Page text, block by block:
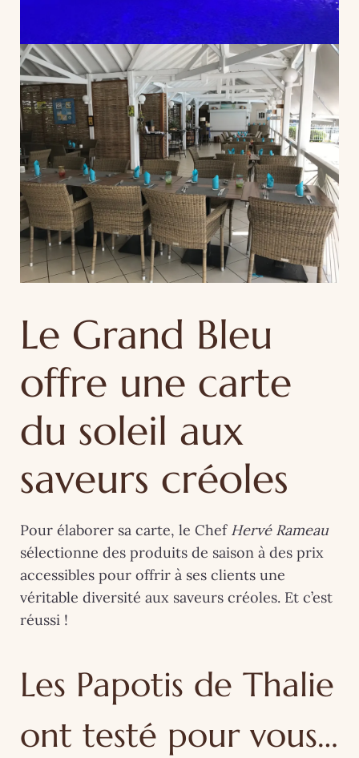
Le Grand Bleu
offre une carte
du soleil aux
saveurs créoles
Pour élaborer sa carte, le Chef Hervé Rameau
sélectionne des produits de saison à des prix
accessibles pour offrir à ses clients une
véritable diversité aux saveurs créoles. Et c’est
réussi !
Les Papotis de Thalie
ont testé pour vous…